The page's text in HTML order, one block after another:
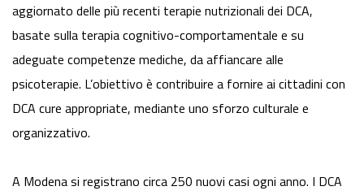
aggiornato delle più recenti terapie nutrizionali dei DCA,
basate sulla terapia cognitivo-comportamentale e su
adeguate competenze mediche, da affiancare alle
psicoterapie. L’obiettivo è contribuire a fornire ai cittadini con
DCA cure appropriate, mediante uno sforzo culturale e
organizzativo.
A Modena si registrano circa 250 nuovi casi ogni anno. I DCA